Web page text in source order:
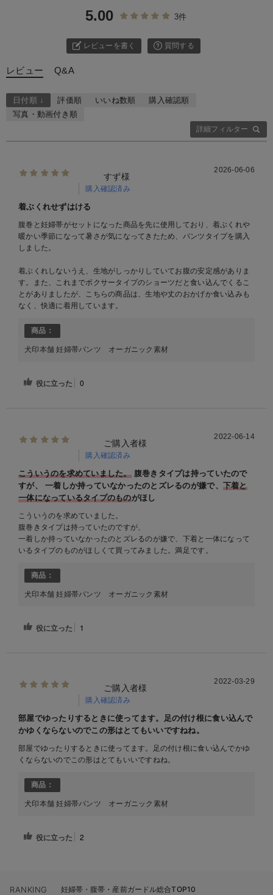
5.00 3件
レビューを書く 質問する
レビュー Q&A
詳細フィルター
日付順 ↓ 評価順 いいね数順
購入確認順
写真・動画付き順
すず様
購入確認済み
2026-06-06
着ぶくれせずはける
腹巻と妊婦帯がセットになった商品を先に使用しており、着ぶくれや
暖かい季節になって暑さが気になってきたため、パンツタイプを購入
しました。
着ぶくれしないうえ、生地がしっかりしていてお腹の安定感がありま
す。また、これまでボクサータイプのショーツだと食い込んでくるこ
とがありましたが、こちらの商品は、生地や丈のおかげか食い込みも
なく、快適に着用しています。
商品：
犬印本舗 妊婦帯パンツ オーガニック素材
役に立った 0
ご購入者様
購入確認済み
2022-06-14
こういうのを求めていました。腹巻きタイプは持っていたので
すが、 一着しか持っていなかったのとズレるのが嫌で、 下着と
一体になっているタイプのものがほし
こういうのを求めていました。
腹巻きタイプは持っていたのですが、
一着しか持っていなかったのとズレるのが嫌で、下着と一体になって
いるタイプのものがほしくて買ってみました。満足です。
商品：
犬印本舗 妊婦帯パンツ オーガニック素材
役に立った 1
ご購入者様
購入確認済み
2022-03-29
部屋でゆったりするときに使ってます。足の付け根に食い込んで
かゆくならないのでこの形はとてもいいですねね。
部屋でゆったりするときに使ってます。足の付け根に食い込んでかゆ
くならないのでこの形はとてもいいですねね。
商品：
犬印本舗 妊婦帯パンツ オーガニック素材
役に立った 2
RANKING 妊婦帯・腹帯・産前ガードル総合TOP10